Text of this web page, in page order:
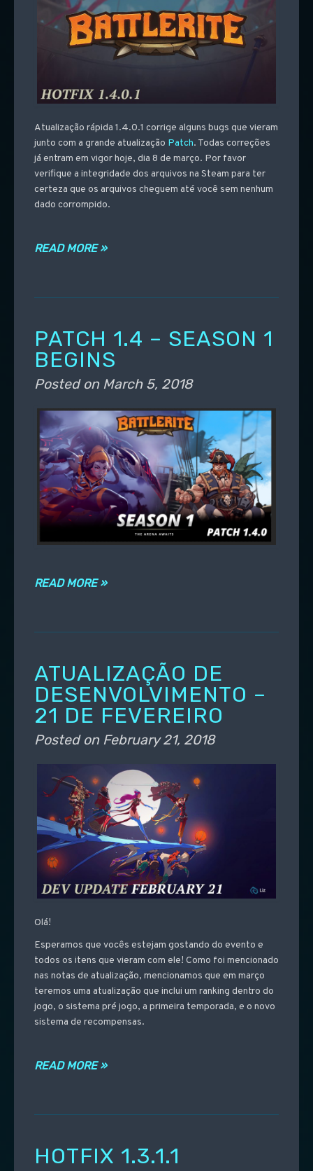
Atualização rápida 1.4.0.1 corrige alguns bugs que vieram
junto com a grande atualização Patch. Todas correções
já entram em vigor hoje, dia 8 de março. Por favor
verifique a integridade dos arquivos na Steam para ter
certeza que os arquivos cheguem até você sem nenhum
dado corrompido.
READ MORE »
PATCH 1.4 – SEASON 1
BEGINS
Posted on March 5, 2018
READ MORE »
ATUALIZAÇÃO DE
DESENVOLVIMENTO –
21 DE FEVEREIRO
Posted on February 21, 2018
Olá!
Esperamos que vocês estejam gostando do evento e
todos os itens que vieram com ele! Como foi mencionado
nas notas de atualização, mencionamos que em março
teremos uma atualização que inclui um ranking dentro do
jogo, o sistema pré jogo, a primeira temporada, e o novo
sistema de recompensas.
READ MORE »
HOTFIX 1.3.1.1